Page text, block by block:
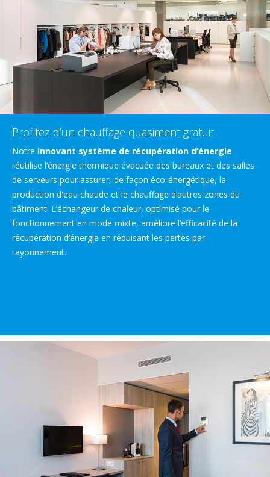
Profitez d’un chauffage quasiment gratuit
Notre innovant système de récupération d’énergie
réutilise l’énergie thermique évacuée des bureaux et des salles
de serveurs pour assurer, de façon éco-énergétique, la
production d'eau chaude et le chauffage d’autres zones du
bâtiment. L’échangeur de chaleur, optimisé pour le
fonctionnement en mode mixte, améliore l’efficacité de la
récupération d’énergie en réduisant les pertes par
rayonnement.